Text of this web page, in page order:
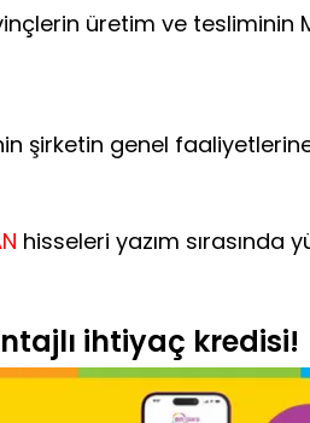
üretim ve tesliminin
şirketin genel
hisseleri yazım sırasında
ihtiyaç kredisi!